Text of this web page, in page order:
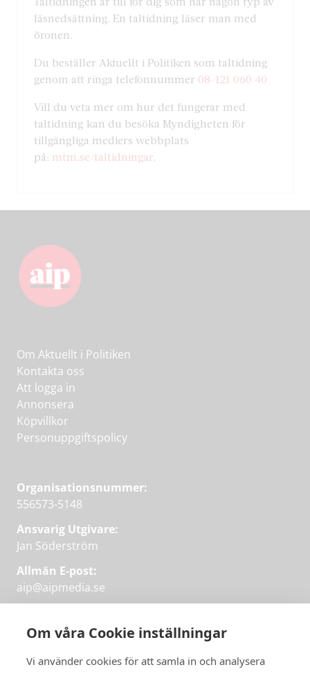
Om våra Cookie inställningar
Vi använder cookies för att samla in och analysera
läsnedsättning. En taltidning läser man med
öronen.
Du beställer Aktuellt i Politiken som taltidning
genom att ringa telefonnummer 08-121 060 40
Vill du veta mer om hur det fungerar med
taltidning kan du besöka Myndigheten för
tillgängliga mediers webbplats
på: mtm.se/taltidningar.
Om Aktuellt i Politiken
Kontakta oss
Att logga in
Annonsera
Köpvillkor
Personuppgiftspolicy
Organisationsnummer:
556573-5148
Ansvarig Utgivare:
Jan Söderström
Allmän E-post:
aip@aipmedia.se
aip@flowyinfo.seeller 08-1210 60 40.
Instagram
LinkedIn
Twitter
Facebook